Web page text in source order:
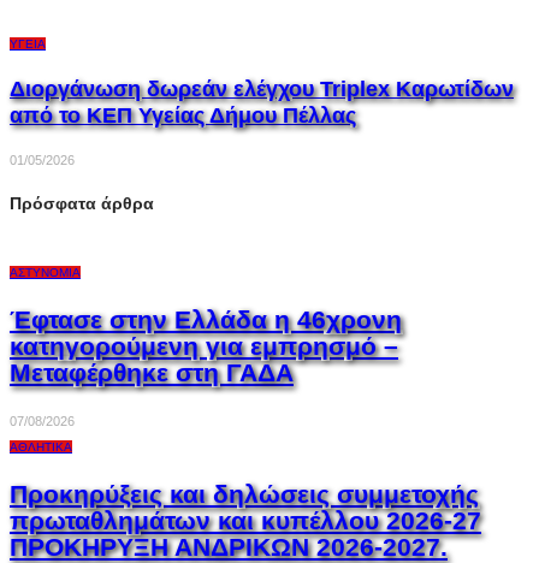
ΥΓΕΊΑ
Διοργάνωση δωρεάν ελέγχου Triplex Kαρωτίδων
από το ΚΕΠ Υγείας Δήμου Πέλλας
01/05/2026
Πρόσφατα άρθρα
ΑΣΤΥΝΟΜΊΑ
Έφτασε στην Ελλάδα η 46χρονη
κατηγορούμενη για εμπρησμό –
Μεταφέρθηκε στη ΓΑΔΑ
07/08/2026
ΑΘΛΗΤΙΚΆ
Προκηρύξεις και δηλώσεις συμμετοχής
πρωταθλημάτων και κυπέλλου 2026-27
ΠΡΟΚΗΡΥΞΗ ΑΝΔΡΙΚΩΝ 2026-2027.